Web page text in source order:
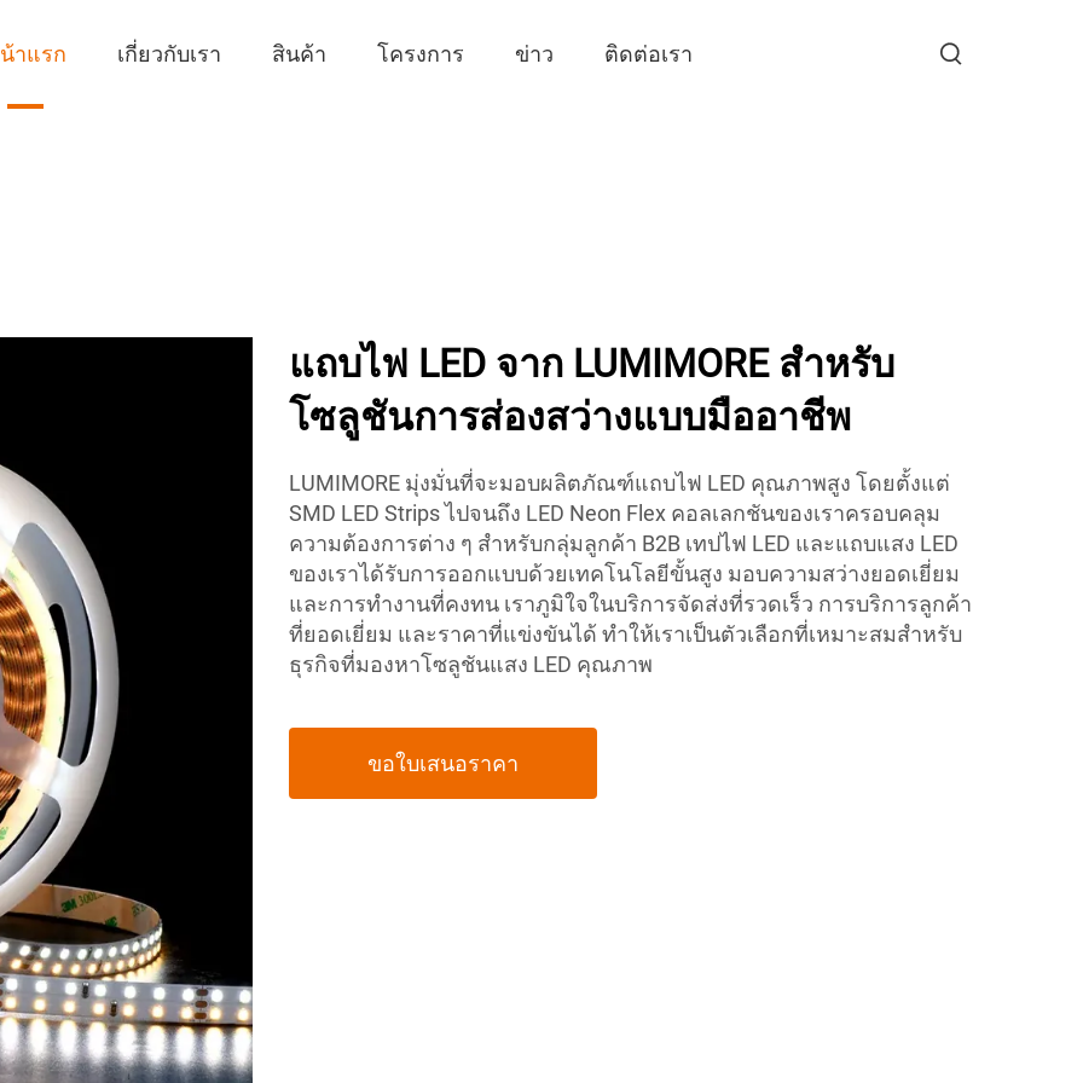
าแรก เกี่ยวกับเรา สินค้า โครงการ ข่าว ติดต่อเรา
แถบไฟ LED จาก LUMIMORE สำหรับ
โซลูชันการส่องสว่างแบบมืออาชีพ
LUMIMORE มุ่งมั่นที่จะมอบผลิตภัณฑ์แถบไฟ LED คุณภาพสูง โดยตั้งแต่
SMD LED Strips ไปจนถึง LED Neon Flex คอลเลกชันของเราครอบคลุม
ความต้องการต่าง ๆ สำหรับกลุ่มลูกค้า B2B เทปไฟ LED และแถบแสง LED
ของเราได้รับการออกแบบด้วยเทคโนโลยีขั้นสูง มอบความสว่างยอดเยี่ยม
และการทำงานที่คงทน เราภูมิใจในบริการจัดส่งที่รวดเร็ว การบริการลูกค้า
ที่ยอดเยี่ยม และราคาที่แข่งขันได้ ทำให้เราเป็นตัวเลือกที่เหมาะสมสำหรับ
ธุรกิจที่มองหาโซลูชันแสง LED คุณภาพ
ขอใบเสนอราคา